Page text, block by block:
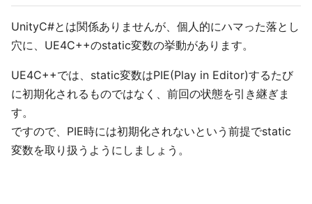
UnityC#とは関係ありませんが、個人的にハマった落とし
穴に、UE4C++のstatic変数の挙動があります。
UE4C++では、static変数はPIE(Play in Editor)するたび
に初期化されるものではなく、前回の状態を引き継ぎま
す。
ですので、PIE時には初期化されないという前提でstatic
変数を取り扱うようにしましょう。